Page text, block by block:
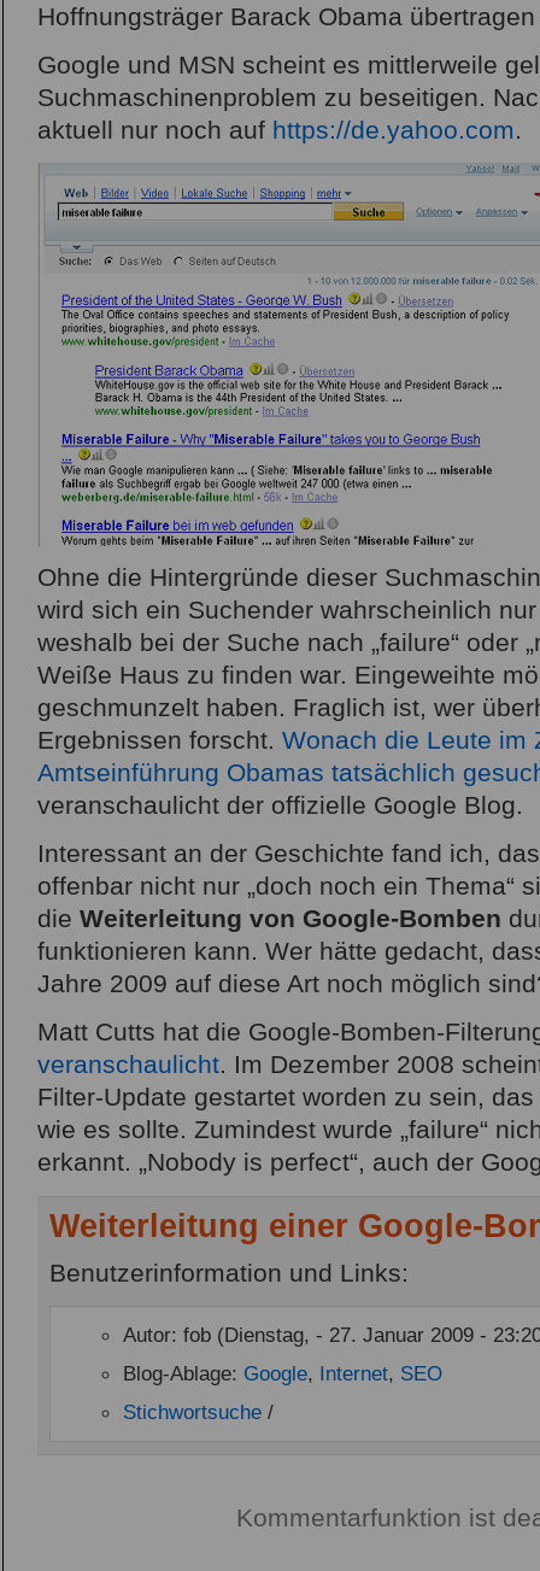
Hoffnungsträger Barack Obama
Google und MSN scheint es mittlerweile
Suchmaschinenproblem zu beseitigen.
aktuell nur noch auf https://de.yahoo.com.
Ohne die Hintergründe dieser
wird sich ein Suchender wahrscheinlich
weshalb bei der Suche nach „failure“ oder
Weiße Haus zu finden war. Eingeweihte
geschmunzelt haben. Fraglich ist, wer
Ergebnissen forscht. Wonach die Leute im
Amtseinführung Obamas tatsächlich
veranschaulicht der offizielle Google Blog.
Interessant an der Geschichte fand ich,
offenbar nicht nur „doch noch ein Thema“
die Weiterleitung von Google-Bomben
funktionieren kann. Wer hätte gedacht,
Jahre 2009 auf diese Art noch möglich
Matt Cutts hat die Google-Bomben-
veranschaulicht. Im Dezember 2008
Filter-Update gestartet worden zu sein,
wie es sollte. Zumindest wurde „failure“
erkannt. „Nobody is perfect“, auch der
Weiterleitung einer Google-
Benutzerinformation und Links:
Autor: fob (Dienstag, - 27. Januar 2009 -
Blog-Ablage: Google, Internet, SEO
Stichwortsuche /
Kommentarfunktion ist